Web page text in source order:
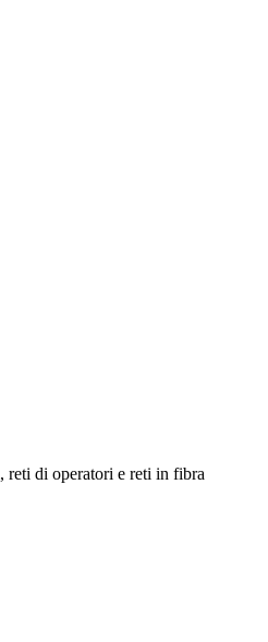
reti di operatori e reti in fibra